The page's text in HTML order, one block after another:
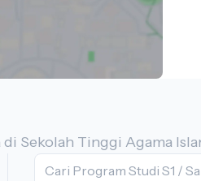
Sekolah Tinggi Agama